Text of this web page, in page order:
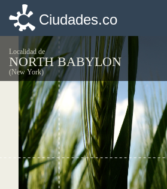
Ciudades.co
Localidad de
NORTH BABYLON
(New York)
Ciudades.co